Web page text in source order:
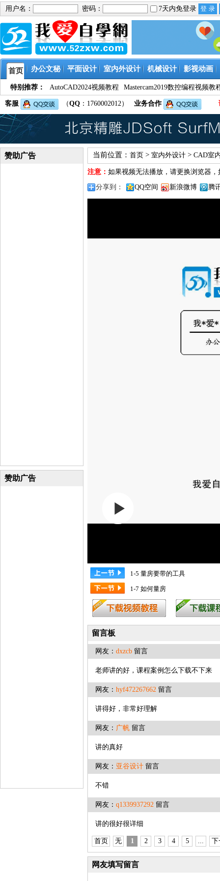
用户名： 密码： 7天内免登录
首页 办公文秘 平面设计 室内外设计 机械设计 影视动画
特别推荐： AutoCAD2024视频教程 Mastercam2019数控编程视频教
客服 （QQ ：1760002012） 业务合作
赞助广告
赞助广告
当前位置： 首页 > 室内外设计 > CAD室
注意： 如果视频无法播放，请更换浏览器，
分享到： QQ空间 新浪微博 腾
1-5 量房要带的工具
1-7 如何量房
留言板
网友： dxzcb 留言
老师讲的好，课程案例怎么下载不下来
网友： hyf472267662 留言
讲得好，非常好理解
网友： 广帆 留言
讲的真好
网友： 亚谷设计 留言
不错
网友： q1339937292 留言
讲的很好很详细
首页 无 1 2 3 4 5 ... 下
网友填写留言